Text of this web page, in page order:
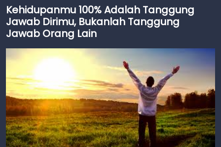
Kehidupanmu 100% Adalah Tanggung
Jawab Dirimu, Bukanlah Tanggung
Jawab Orang Lain